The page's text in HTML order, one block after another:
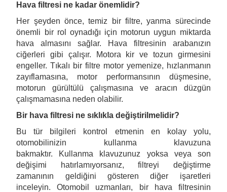
Hava filtresi ne kadar önemlidir?
Her şeyden önce, temiz bir filtre, yanma sürecinde
önemli bir rol oynadığı için motorun uygun miktarda
hava almasını sağlar. Hava filtresinin arabanızın
ciğerleri gibi çalışır. Motora kir ve tozun girmesini
engeller. Tıkalı bir filtre motor yemenize, hızlanmanın
zayıflamasına, motor performansının düşmesine,
motorun gürültülü çalışmasına ve aracın düzgün
çalışmamasına neden olabilir.
Bir hava filtresi ne sıklıkla değiştirilmelidir?
Bu tür bilgileri kontrol etmenin en kolay yolu,
otomobilinizin kullanma klavuzuna
bakmaktır. Kullanma klavuzunuz yoksa veya son
değişimi hatırlamıyorsanız, filtreyi değiştirme
zamanının geldiğini gösteren diğer işaretleri
inceleyin. Otomobil uzmanları, bir hava filtresinin